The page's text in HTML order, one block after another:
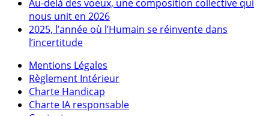
Au-delà des voeux, une composition collective qui
nous unit en 2026
2025, l’année où l’Humain se réinvente dans
l’incertitude
Mentions Légales
Règlement Intérieur
Charte Handicap
Charte IA responsable